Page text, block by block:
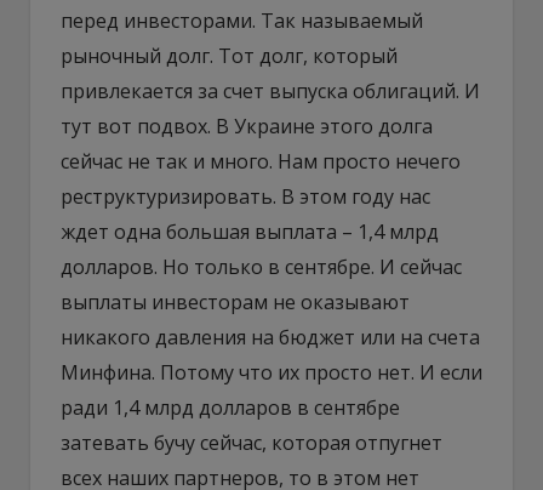
перед инвесторами. Так называемый
рыночный долг. Тот долг, который
привлекается за счет выпуска облигаций. И
тут вот подвох. В Украине этого долга
сейчас не так и много. Нам просто нечего
реструктуризировать. В этом году нас
ждет одна большая выплата – 1,4 млрд
долларов. Но только в сентябре. И сейчас
выплаты инвесторам не оказывают
никакого давления на бюджет или на счета
Минфина. Потому что их просто нет. И если
ради 1,4 млрд долларов в сентябре
затевать бучу сейчас, которая отпугнет
всех наших партнеров, то в этом нет